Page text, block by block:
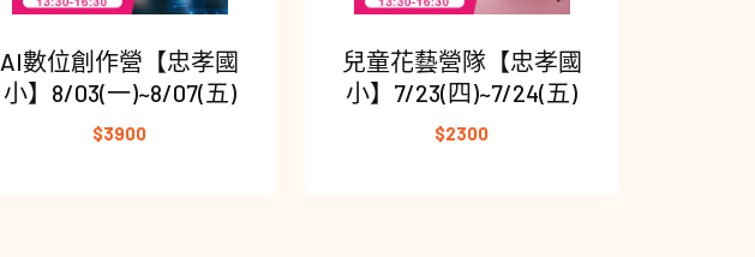
AI數位創作營【忠孝國
小】8/03(一)~8/07(五)
$3900
兒童花藝營隊【忠孝國
小】7/23(四)~7/24(五)
$2300